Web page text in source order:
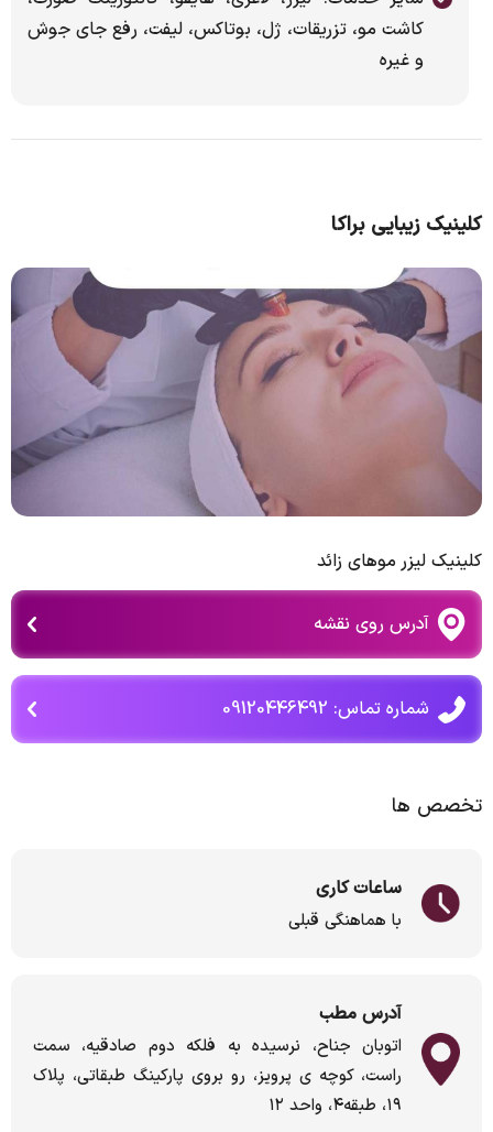
کاشت مو، تزریقات، ژل، بوتاکس، لیفت، رفع جای جوش
و غیره
کلینیک زیبایی براکا
کلینیک لیزر موهای زائد
آدرس روی نقشه
شماره تماس: 09120446492
تخصص ها
ساعات کاری
با هماهنگی قبلی
آدرس مطب
اتوبان جناح، نرسیده به فلکه دوم صادقیه، سمت
راست، کوچه ی پرویز، رو بروی پارکینگ طبقاتی، پلاک
۱۹، طبقه۴، واحد ۱۲